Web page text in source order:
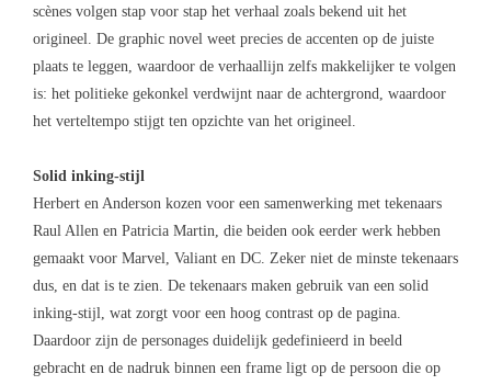
scènes volgen stap voor stap het verhaal zoals bekend uit het
origineel. De graphic novel weet precies de accenten op de juiste
plaats te leggen, waardoor de verhaallijn zelfs makkelijker te volgen
is: het politieke gekonkel verdwijnt naar de achtergrond, waardoor
het verteltempo stijgt ten opzichte van het origineel.
Solid inking-stijl
Herbert en Anderson kozen voor een samenwerking met tekenaars
Raul Allen en Patricia Martin, die beiden ook eerder werk hebben
gemaakt voor Marvel, Valiant en DC. Zeker niet de minste tekenaars
dus, en dat is te zien. De tekenaars maken gebruik van een solid
inking-stijl, wat zorgt voor een hoog contrast op de pagina.
Daardoor zijn de personages duidelijk gedefinieerd in beeld
gebracht en de nadruk binnen een frame ligt op de persoon die op